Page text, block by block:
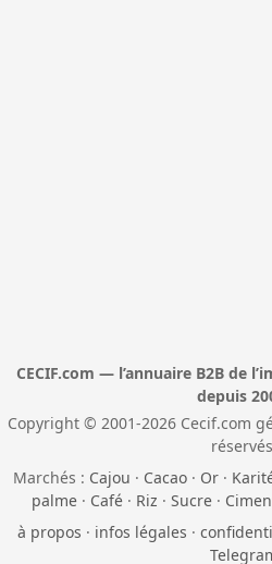
CECIF.com — l’annuaire B2B de
depuis
Copyright © 2001-2026 Cecif.com
Marchés : Cajou · Cacao · Or ·
palme· Café· Riz · Sucre·
à propos · infos légales ·